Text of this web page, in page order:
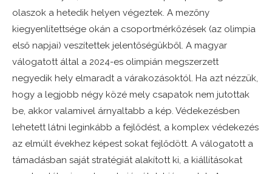
olaszok a hetedik helyen végeztek. A mezőny
kiegyenlítettsége okán a csoportmérkőzések (az olimpia
első napjai) veszítettek jelentőségükből. A magyar
válogatott által a 2024-es olimpián megszerzett
negyedik hely elmaradt a várakozásoktól. Ha azt nézzük,
hogy a legjobb négy közé mely csapatok nem jutottak
be, akkor valamivel árnyaltabb a kép. Védekezésben
lehetett látni leginkább a fejlődést, a komplex védekezés
az elmúlt évekhez képest sokat fejlődött. A válogatott a
támadásban saját stratégiát alakított ki, a kiállításokat